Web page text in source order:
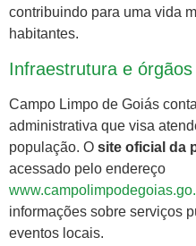
contribuindo para uma vida
habitantes.
Infraestrutura e
Campo Limpo de Goiás
administrativa que visa
população. O site oficial da
acessado pelo endereço
informações sobre serviços
eventos locais.